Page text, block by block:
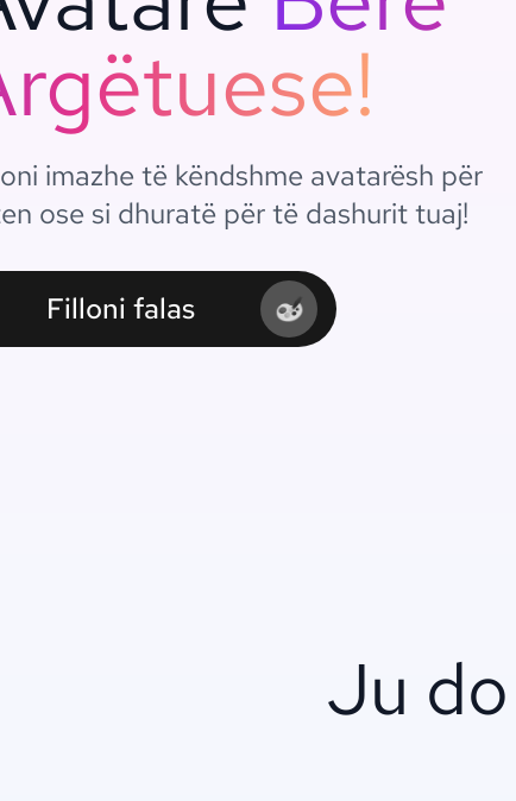
imazhe të këndshme avatarësh për
ose si dhuratë për të dashurit tuaj!
Filloni falas
Ju